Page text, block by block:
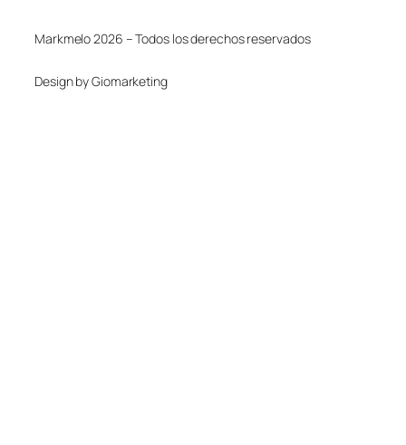
Markmelo 2026 – Todos los derechos reservados
Design by Giomarketing